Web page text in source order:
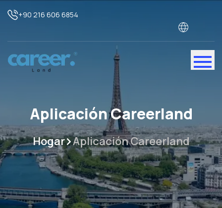
+90 216 606 6854
Aplicación Careerland
Hogar Aplicación Careerland